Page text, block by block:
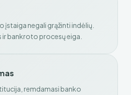
negali grąžinti indėlių.
bankroto procesų eiga.
remdamasi banko